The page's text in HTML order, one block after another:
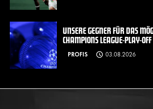
UNSERE GEGNER FÜR DAS
CHAMPIONS LEAGUE-PLAY-OFF
PROFIS 03.08.2026